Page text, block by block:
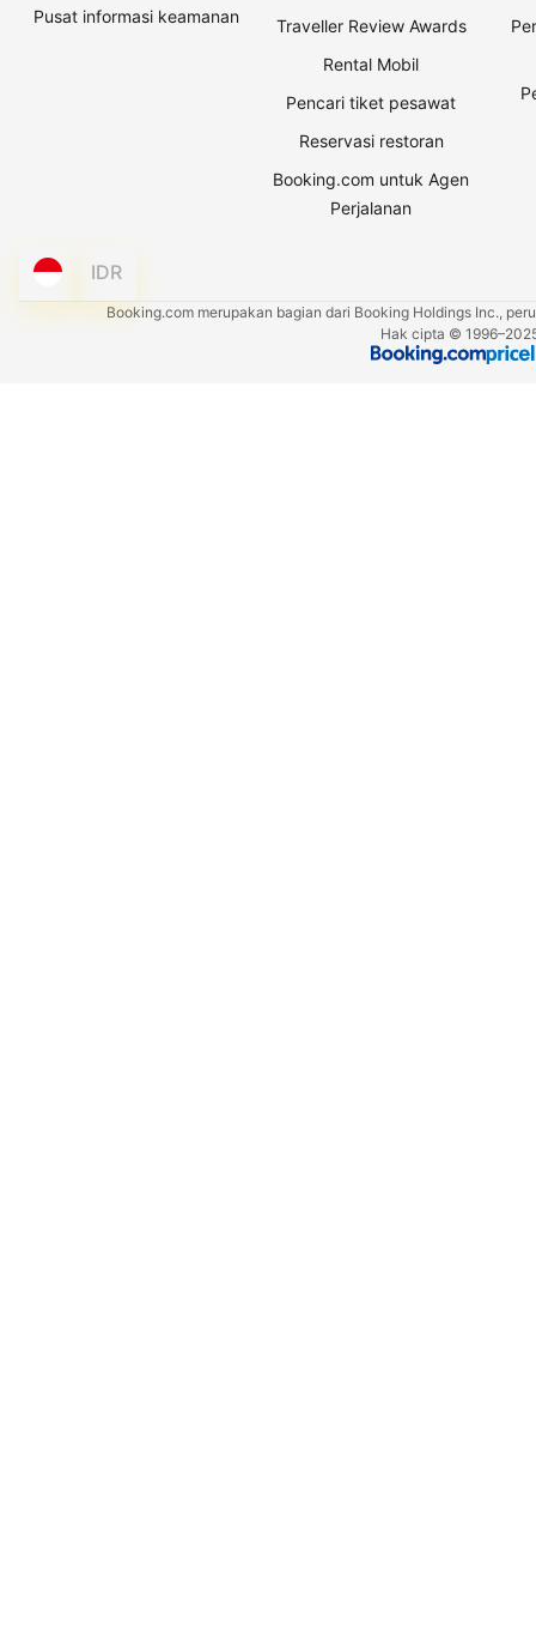
Pusat informasi keamanan
Traveller Review Awards
Rental Mobil
Pencari tiket pesawat
Reservasi restoran
Booking.com untuk Agen
Perjalanan
IDR
Booking.com merupakan bagian dari Booking Holdings Inc.,
Hak cipta ©